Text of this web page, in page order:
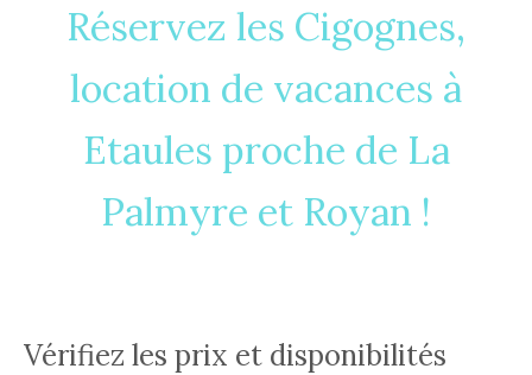
Réservez les Cigognes,
location de vacances à
Etaules proche de La
Palmyre et Royan !
Vérifiez les prix et disponibilités